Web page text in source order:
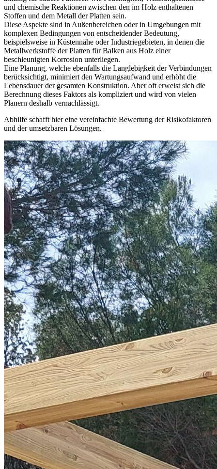
und chemische Reaktionen zwischen den im Holz enthaltenen
Stoffen und dem Metall der Platten sein.
Diese Aspekte sind in Außenbereichen oder in Umgebungen mit
komplexen Bedingungen von entscheidender Bedeutung,
beispielsweise in Küstennähe oder Industriegebieten, in denen die
Metallwerkstoffe derPlatten für Balken aus Holz einer
beschleunigten Korrosion unterliegen.
Eine Planung, welche ebenfalls die Langlebigkeit der Verbindungen
berücksichtigt, minimiert den Wartungsaufwand und erhöht die
Lebensdauer der gesamten Konstruktion. Aber oft erweist sich die
Berechnung dieses Faktors als kompliziert und wird von vielen
Planern deshalb vernachlässigt.
Abhilfe schafft hiereine vereinfachte Bewertung der Risikofaktoren
und der umsetzbaren Lösungen.